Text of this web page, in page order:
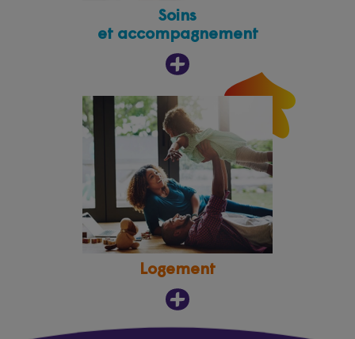
Soins
et accompagnement
Logement